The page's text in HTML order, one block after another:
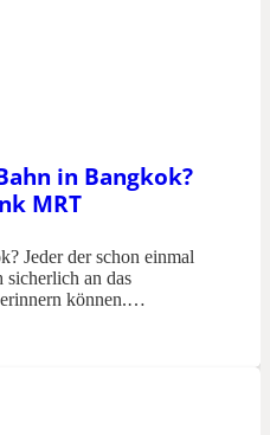
in Bangkok?
MRT
Jeder der schon einmal
an das
können.…